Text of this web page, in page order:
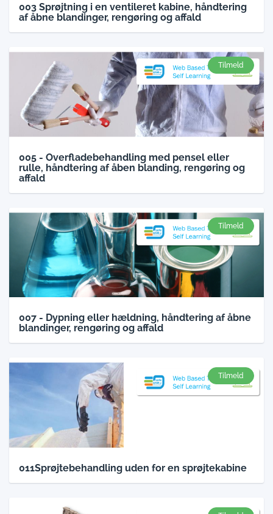
003 Sprøjtning i en ventileret kabine, håndtering
af åbne blandinger, rengøring og affald
Tilmeld
005 - Overfladebehandling med pensel eller
rulle, håndtering af åben blanding, rengøring og
affald
Tilmeld
007 - Dypning eller hældning, håndtering af åbne
blandinger, rengøring og affald
Tilmeld
011Sprøjtebehandling uden for en sprøjtekabine